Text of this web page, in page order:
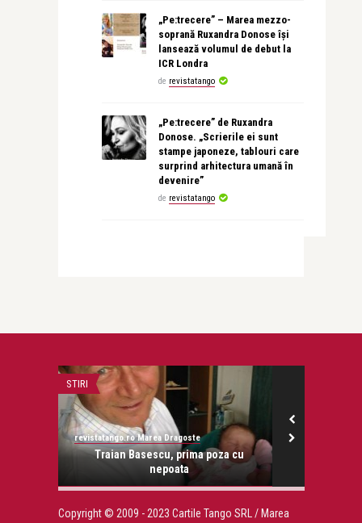
„Pe:trecere” – Marea mezzo-
soprană Ruxandra Donose își
lansează volumul de debut la
ICR Londra
de revistatango
„Pe:trecere” de Ruxandra
Donose. „Scrierile ei sunt
stampe japoneze, tablouri care
surprind arhitectura umană în
devenire”
de revistatango
STIRI
revistatango.ro Marea Dragoste
Traian Basescu, prima poza cu
nepoata
Copyright © 2009 - 2023 Cartile Tango SRL / Marea